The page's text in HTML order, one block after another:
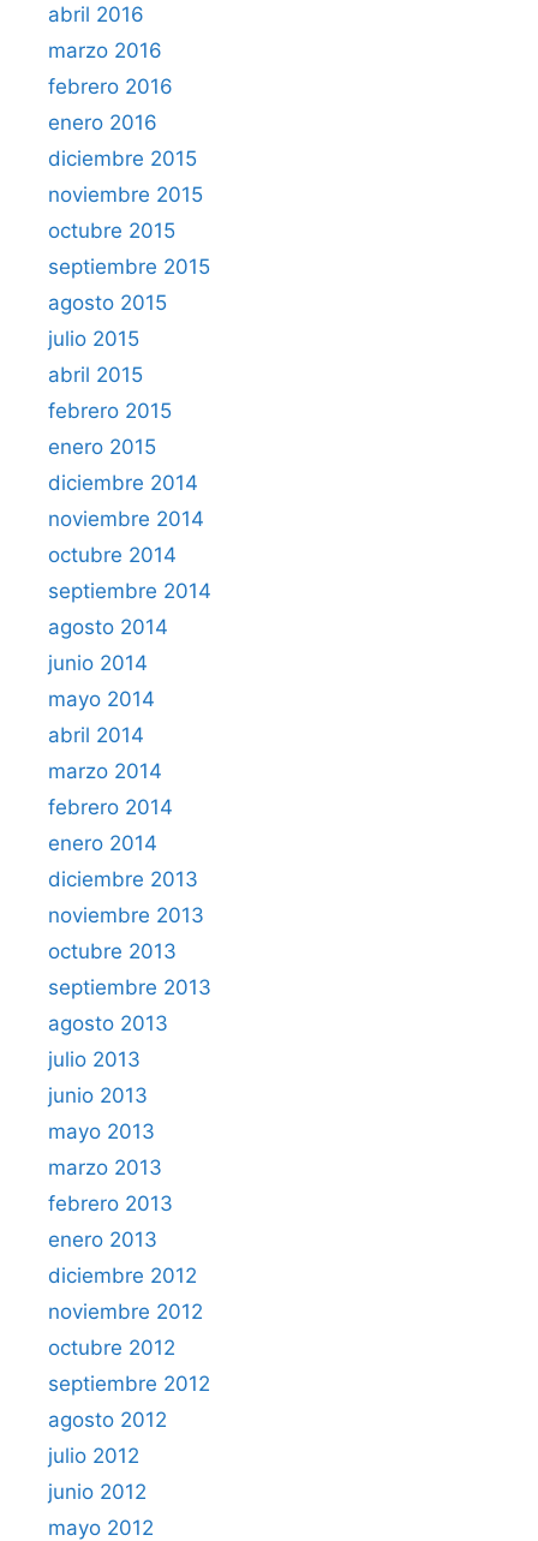
abril 2016
marzo 2016
febrero 2016
enero 2016
diciembre 2015
noviembre 2015
octubre 2015
septiembre 2015
agosto 2015
julio 2015
abril 2015
febrero 2015
enero 2015
diciembre 2014
noviembre 2014
octubre 2014
septiembre 2014
agosto 2014
junio 2014
mayo 2014
abril 2014
marzo 2014
febrero 2014
enero 2014
diciembre 2013
noviembre 2013
octubre 2013
septiembre 2013
agosto 2013
julio 2013
junio 2013
mayo 2013
marzo 2013
febrero 2013
enero 2013
diciembre 2012
noviembre 2012
octubre 2012
septiembre 2012
agosto 2012
julio 2012
junio 2012
mayo 2012